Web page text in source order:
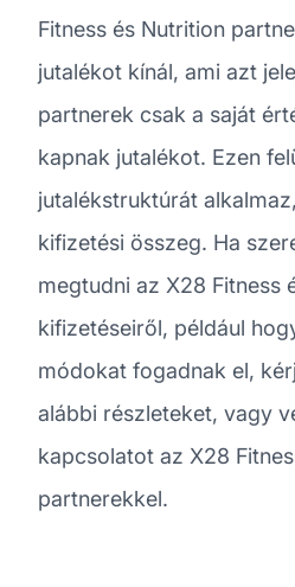
Fitness és Nutrition
jutalékot kínál, ami azt
partnerek csak a saját
kapnak jutalékot. Ezen
jutalékstruktúrát
kifizetési összeg. Ha
megtudni az X28 Fitness
kifizetéseiről, például
módokat fogadnak el,
alábbi részleteket, vagy
kapcsolatot az X28
partnerekkel.